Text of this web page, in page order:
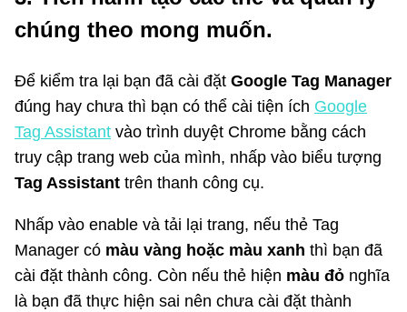
chúng theo mong muốn.
Để kiểm tra lại bạn đã cài đặt Google Tag Manager
đúng hay chưa thì bạn có thể cài tiện ích Google
Tag Assistant vào trình duyệt Chrome bằng cách
truy cập trang web của mình, nhấp vào biểu tượng
Tag Assistant trên thanh công cụ.
Nhấp vào enable và tải lại trang, nếu thẻ Tag
Manager có màu vàng hoặc màu xanh thì bạn đã
cài đặt thành công. Còn nếu thẻ hiện màu đỏ nghĩa
là bạn đã thực hiện sai nên chưa cài đặt thành